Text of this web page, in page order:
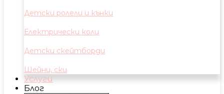
Детски ролели и кънки
Електрически коли
Детски скейтборди
Шейни, ски
Услуги
Блог